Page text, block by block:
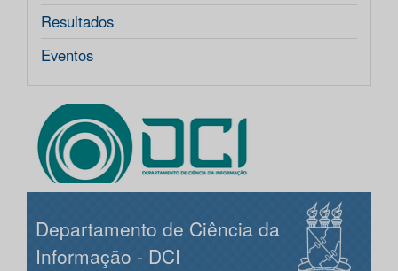
Resultados
Eventos
Departamento de Ciência da
Informação - DCI